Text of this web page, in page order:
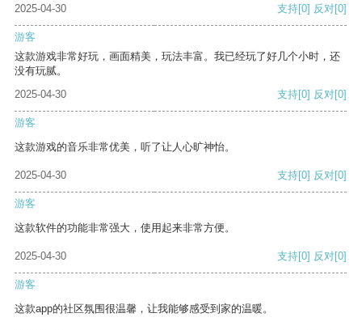
2025-04-30
支持[0] 反对[0]
游客
这款游戏非常好玩，画面精美，玩法丰富。我已经玩了好几个小时，还
没有玩腻。
2025-04-30
支持[0] 反对[0]
游客
这款游戏的音乐非常优美，听了让人心旷神怡。
2025-04-30 支持[0] 反对[0]
游客
这款软件的功能非常强大，使用起来非常方便。
2025-04-30 支持[0] 反对[0]
游客
这款app的社区氛围很温馨，让我能够感受到家的温暖。